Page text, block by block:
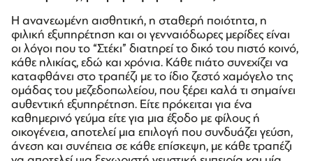
Η ανανεωμένη αισθητική, η σταθερή ποιότητα, η
φιλική εξυπηρέτηση και οι γενναιόδωρες μερίδες είναι
οι λόγοι που το “Στέκι” διατηρεί το δικό του πιστό κοινό,
κάθε ηλικίας, εδώ και χρόνια. Κάθε πιάτο συνεχίζει να
καταφθάνει στο τραπέζι με το ίδιο ζεστό χαμόγελο της
ομάδας του μεζεδοπωλείου, που ξέρει καλά τι σημαίνει
αυθεντική εξυπηρέτηση. Είτε πρόκειται για ένα
καθημερινό γεύμα είτε για μια έξοδο με φίλους ή
οικογένεια, αποτελεί μια επιλογή που συνδυάζει γεύση,
άνεση και συνέπεια σε κάθε επίσκεψη, με κάθε τραπέζι